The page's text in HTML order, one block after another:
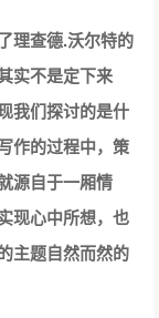
理查德.沃尔特的
实不是定下来
我们探讨的是什
作的过程中，策
源自于一厢情
现心中所想，也
主题自然而然的